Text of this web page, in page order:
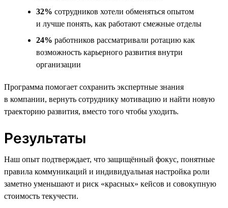
32% сотрудников хотели обменяться опытом
и лучше понять, как работают смежные отделы
24% работников рассматривали ротацию как
возможность карьерного развития внутри
организации
Программа помогает сохранить экспертные знания
в компании, вернуть сотруднику мотивацию и найти новую
траекторию развития, вместо того чтобы уходить.
Результаты
Наш опыт подтверждает, что защищённый фокус, понятные
правила коммуникаций и индивидуальная настройка роли
заметно уменьшают и риск «красных» кейсов и совокупную
стоимость текучести.